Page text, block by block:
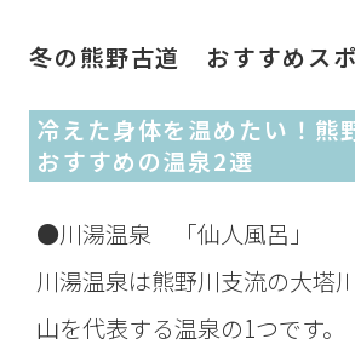
冬の熊野古道 おすすめス
冷えた身体を温めたい！熊
おすすめの温泉2選
●川湯温泉 「仙人風呂」
川湯温泉は熊野川支流の大塔
山を代表する温泉の1つです。